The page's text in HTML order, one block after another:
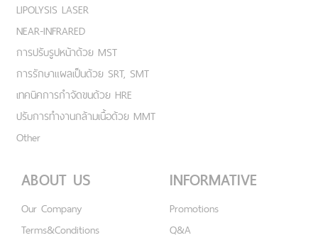
LIPOLYSIS LASER
NEAR-INFRARED
การปรับรูปหน้าด้วย MST
การรักษาแผลเป็นด้วย SRT, SMT
เทคนิคการกำจัดขนด้วย HRE
ปรับการทำงานกล้ามเนื้อด้วย MMT
Other
ABOUT US
Our Company
Terms&Conditions
INFORMATIVE
Promotions
Q&A